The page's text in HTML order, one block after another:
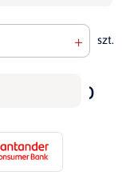
+ szt.
do